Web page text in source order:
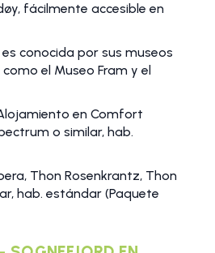
fácilmente accesible en
conocida por sus museos
el Museo Fram y el
en Comfort
o similar, hab.
Thon Rosenkrantz, Thon
hab. estándar (Paquete